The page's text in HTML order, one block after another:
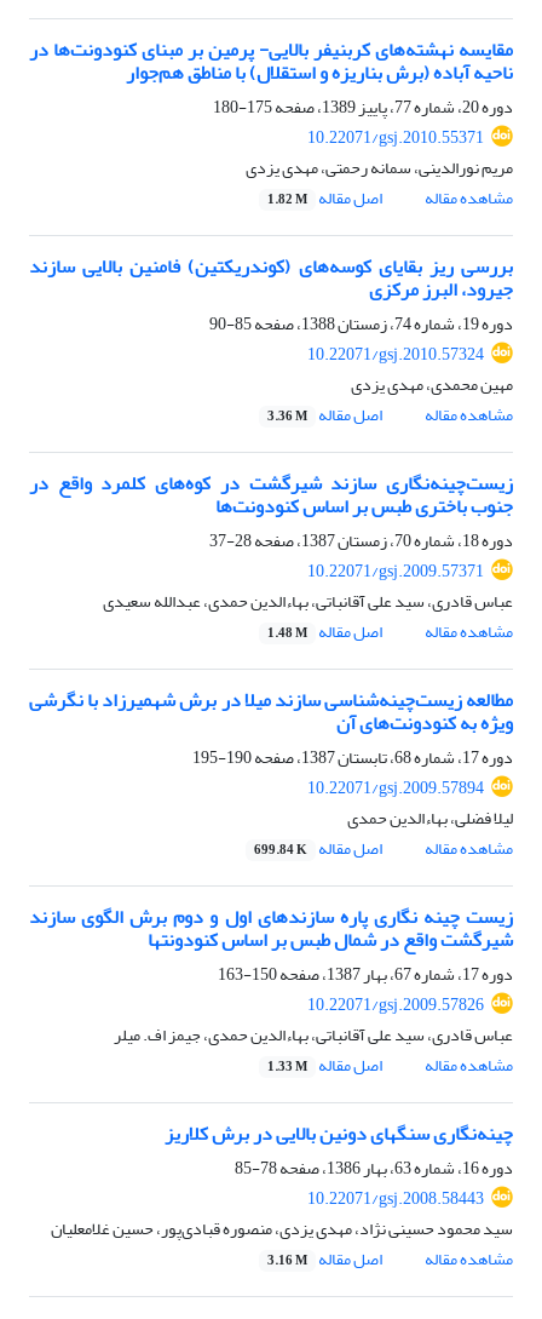
مقایسه نهشته‌های کربنیفر بالایی- پرمین بر مبنای کنودونت‌ها در
ناحیه آباده (برش بناریزه و استقلال) با مناطق هم‌جوار
دوره 20، شماره 77، پاییز 1389، صفحه
175-180
10.22071/gsj.2010.55371
مریم نورالدینی، سمانه رحمتی، مهدی یزدی
مشاهده مقاله
اصل مقاله 1.82 M
بررسی ریز بقایای کوسه‌های (کوندریکتین) فامنین بالایی سازند
جیرود‌، البرز مرکزی
دوره 19، شماره 74، زمستان 1388، صفحه
85-90
10.22071/gsj.2010.57324
مهین محمدی، مهدی یزدی
مشاهده مقاله
اصل مقاله 3.36 M
زیست‌چینه‌نگاری سازند شیرگشت در کوه‌های کلمرد واقع در
جنوب باختری طبس بر اساس کنودونت‌ها
دوره 18، شماره 70، زمستان 1387، صفحه
28-37
10.22071/gsj.2009.57371
عباس قادری، سید علی آقانباتی، بهاءالدین حمدی، عبدالله سعیدی
مشاهده مقاله
اصل مقاله 1.48 M
مطالعه زیست‌چینه‌شناسی سازند میلا در برش شهمیرزاد با نگرشی
ویژه به کنودونت‌های آن
دوره 17، شماره 68، تابستان 1387، صفحه
190-195
10.22071/gsj.2009.57894
لیلا فضلی، بهاءالدین حمدی
مشاهده مقاله
اصل مقاله 699.84 K
زیست‌ چینه‌ نگاری پاره سازندهای اول و دوم برش الگوی سازند
شیرگشت واقع در شمال طبس بر اساس کنودونتها
دوره 17، شماره 67، بهار 1387، صفحه
150-163
10.22071/gsj.2009.57826
عباس قادری، سید علی آقانباتی، بهاءالدین حمدی، جیمز اف. میلر
مشاهده مقاله
اصل مقاله 1.33 M
چینه‌نگاری سنگهای دونین بالایی در برش کلاریز
دوره 16، شماره 63، بهار 1386، صفحه
78-85
10.22071/gsj.2008.58443
سید محمود حسینی نژاد، مهدی یزدی، منصوره قبادی‌پور، حسین غلامعلیان
مشاهده مقاله
اصل مقاله 3.16 M